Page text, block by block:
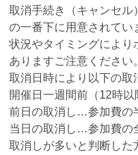
取消手続き（キャンセル
の一番下に用意されてい
状況やタイミングにより
ありますご注意ください。
取消日時により以下の取
開催日一週間前（12時
前日の取消し…参加費の
当日の取消し…参加費の
取消しが多いと判断した